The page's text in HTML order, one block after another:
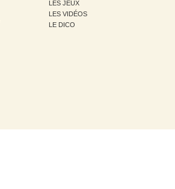
LES JEUX
LES VIDÉOS
LE DICO